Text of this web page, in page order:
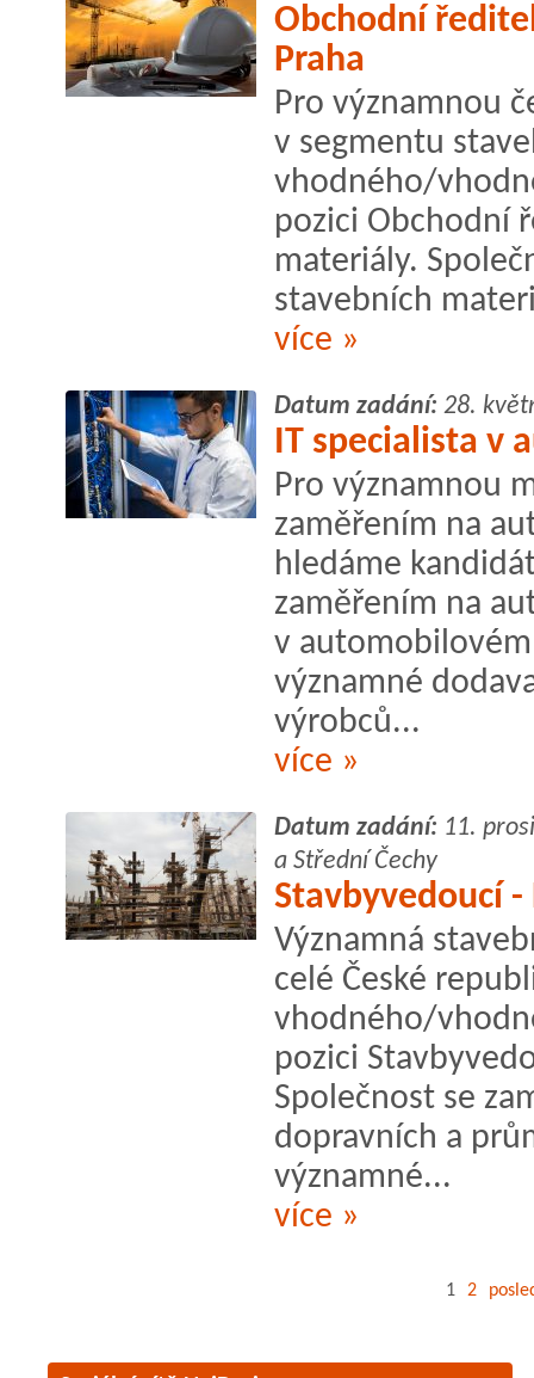
Obchodní
Praha
Pro významnou
v segmentu
vhodného/
pozici Obchodní
materiály.
stavebních
více »
Datum zadání: 28.
IT specialista v
Pro významnou
zaměřením na
hledáme
zaměřením na
v
významné
výrobců...
více »
Datum zadání: 11.
a Střední Čechy
Stavbyvedoucí -
Významná
celé České
vhodného/
pozici
Společnost se
dopravních a
významné...
více »
1 2